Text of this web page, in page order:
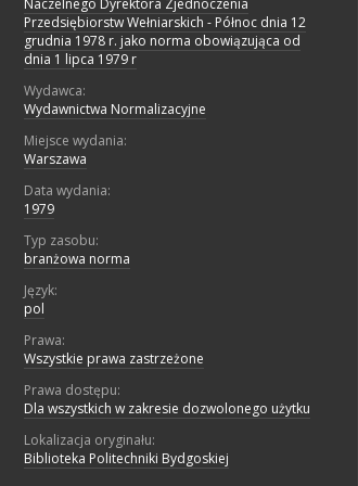
Naczelnego Dyrektora Zjednoczenia
Przedsiębiorstw Wełniarskich - Północ dnia 12
grudnia 1978 r. jako norma obowiązująca od
dnia 1 lipca 1979 r
Wydawca:
Wydawnictwa Normalizacyjne
Miejsce wydania:
Warszawa
Data wydania:
1979
Typ zasobu:
branżowa norma
Język:
pol
Prawa:
Wszystkie prawa zastrzeżone
Prawa dostępu:
Dla wszystkich w zakresie dozwolonego użytku
Lokalizacja oryginału:
Biblioteka Politechniki Bydgoskiej